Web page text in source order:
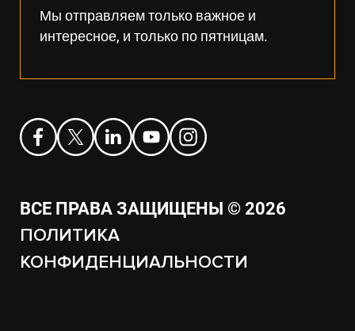
Мы отправляем только важное и
интересное, и только по пятницам.
ВСЕ ПРАВА ЗАЩИЩЕНЫ © 2026
ПОЛИТИКА
КОНФИДЕНЦИАЛЬНОСТИ